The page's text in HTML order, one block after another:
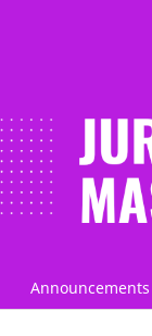
Announcements